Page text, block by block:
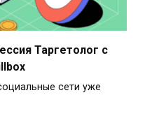
Таргетолог с
сети уже